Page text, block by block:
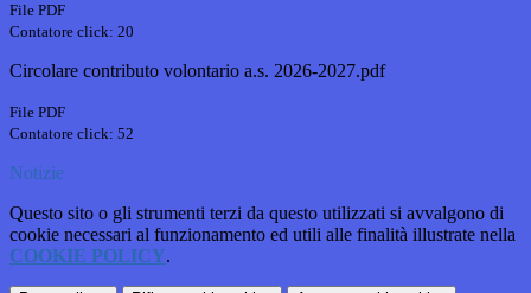
File PDF
Contatore click: 20
Circolare contributo volontario a.s. 2026-2027.pdf
File PDF
Contatore click: 52
Notizie
Questo sito o gli strumenti terzi da questo utilizzati si avvalgono di
cookie necessari al funzionamento ed utili alle finalità illustrate nella
COOKIE POLICY.